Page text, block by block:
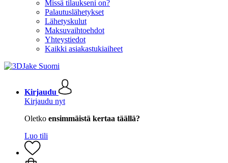
Missä tilaukseni on?
Palautuslähetykset
Lähetyskulut
Maksuvaihtoehdot
Yhteystiedot
Kaikki asiakastukiaiheet
Kirjaudu
Kirjaudu nyt
Oletko ensimmäistä kertaa täällä?
Luo tili